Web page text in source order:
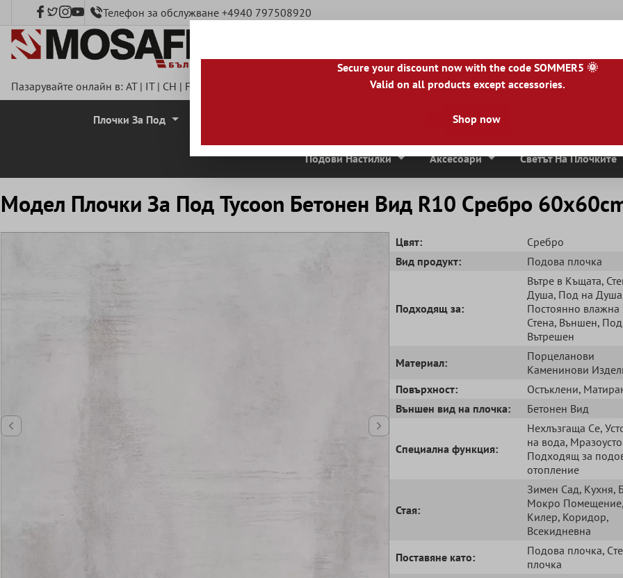
съдържаниеТелефон за обслужване +4940 797508920
Пазарувайте онлайн в: AT| IT| CH | FR |ES| PL|PT |FI|GR| RO|NO|HU|BG|HR
Плочки За Под Плочи От Естествен Камък
Подови Настилки Аксесоари Светът На Плочките
Mодел Плочки За Под Tycoon Бетонен Вид R10 Сребро
Цвят:
Сребро
Вид продукт:
Подова плочка
Подходящ за:
Вътре в Къщата,
Душа, Под на Душа
Постоянно влажна
Стена, Външен, Под
Вътрешен
Mатериал:
Порцеланови
Kаменинови
Повърхност:
Остъклени,
Външен вид на плочка:
Бетонен Вид
Специална функция:
Нехлъзгаща Cе,
на вода,
Подходящ за
отопление
Стая:
Зимен Сад, Кухня,
Мокро Помещение,
Килер, Коридор,
Всекидневна
Поставяне като:
Подова плочка,
плочка
Secure your discount now with the code SOMMER5 🌞
Valid on all products except accessories.
Shop now